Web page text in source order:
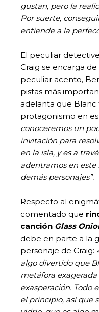
gustan, pero la
Por suerte,
entiende a la
El peculiar
Craig se encarga
peculiar acento,
pistas más
adelanta que Blanc
protagonismo en
conoceremos un
invitación para
en la isla, y es a
adentramos en
demás personajes”.
Respecto al
comentado que
canción Glass
debe en parte a la
personaje de Craig:
algo divertido que
metáfora
exasperación. Todo
el principio, así que